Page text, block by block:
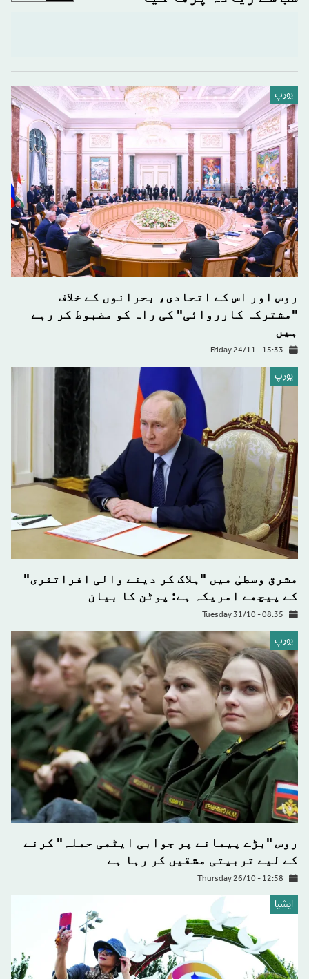
يورپ
روس اور اس کے اتحادی، بحرانوں کے خلاف
"مشترکہ کارروائی" کی راہ کو مضبوط کر رہے
ہیں
Friday 24/11 - 15:33
يورپ
مشرق وسطیٰ میں "ہلاک کر دینے والی افراتفری"
کے پیچھے امریکہ ہے: پوٹن کا بیان
Tuesday 31/10 - 08:35
يورپ
روس "بڑے پیمانے پر جوابی ایٹمی حملہ" کرنے
کے لیے تربیتی مشقیں کر رہا ہے
Thursday 26/10 - 12:58
ايشيا